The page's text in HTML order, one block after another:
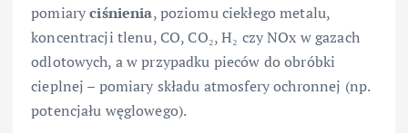
pomiaryciśnienia, poziomu ciekłego metalu,
koncentracji tlenu, CO, CO₂, H₂ czy NOx w gazach
odlotowych, a w przypadku pieców do obróbki
cieplnej – pomiary składu atmosfery ochronnej (np.
potencjału węglowego).